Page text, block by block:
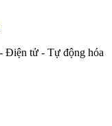
Điện tử - Tự động hóa